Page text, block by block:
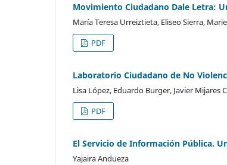
Movimiento Ciudadano Dale Letra:
María Teresa Urreiztieta, Eliseo Sierra,
PDF
Laboratorio Ciudadano de No
Lisa López, Eduardo Burger, Javier Mijares
PDF
El Servicio de Información Pública.
Yajaira Andueza